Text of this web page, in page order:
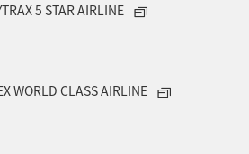
ブル、社会貢献）
5 STAR AIRLINE
WORLD CLASS AIRLINE